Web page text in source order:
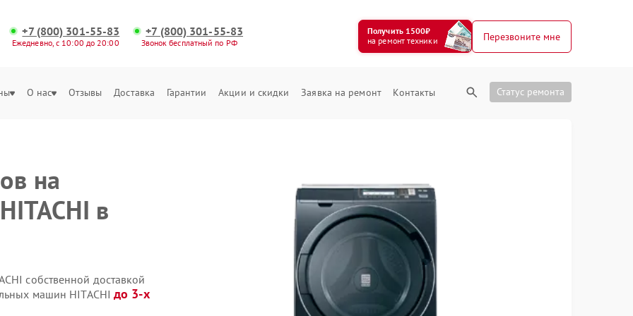
+7 (800) 301-55-83
Ежедневно, с 10:00 до 20:00
+7 (800) 301-55-83
Звонок бесплатный по РФ
Получить 1500₽
на ремонт техники
Перезвоните мне
О нас Отзывы Доставка Гарантии Акции и скидки Заявка на ремонт Контакты Статус ремонта
на
в
собственной доставкой
машин HITACHI до 3-х